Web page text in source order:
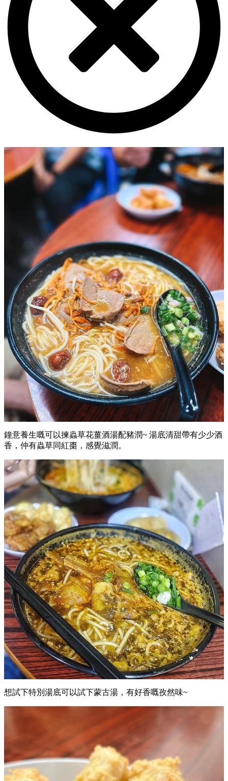
鐘意養生嘅可以揀蟲草花薑酒湯配豬潤~ 湯底清甜帶有少少酒
香，仲有蟲草同紅棗，感覺滋潤。
想試下特別湯底可以試下蒙古湯，有好香嘅孜然味~